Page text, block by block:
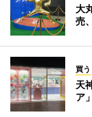
大
売
買う
天
ア